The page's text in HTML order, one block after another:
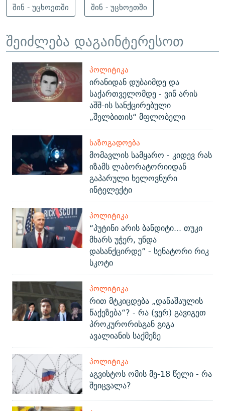
შინ - უცხოეთში
შინ - უცხოეთში
შეიძლება დაგაინტერესოთ
ᲞᲝᲚᲘᲢᲘᲙᲐ
ირანიდან დუბაიმდე და
საქართველომდე - ვინ არის
აშშ-ის სანქცირებული
„შელბითის“ მფლობელი
ᲡᲐᲖᲝᲒᲐᲓᲝᲔᲑᲐ
მომავლის სამყარო - კიდევ რას
იზამს ლაბორატორიიდან
გაპარული ხელოვნური
ინტელექტი
ᲞᲝᲚᲘᲢᲘᲙᲐ
“პუტინი არის ბანდიტი... თუკი
მხარს უჭერ, უნდა
დასანქცირდე” - სენატორი რიკ
სკოტი
ᲞᲝᲚᲘᲢᲘᲙᲐ
რით მტკიცდება „დანაშაულის
წაქეზება“? - რა (ვერ) გავიგეთ
პროკურორისგან გიგა
ავალიანის საქმეზე
ᲞᲝᲚᲘᲢᲘᲙᲐ
აგვისტოს ომის მე-18 წელი - რა
შეიცვალა?